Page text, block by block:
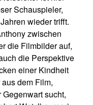
Schauspieler,
wieder trifft.
zwischen
die Filmbilder auf,
die Perspektive
einer Kindheit
dem Film,
sucht,